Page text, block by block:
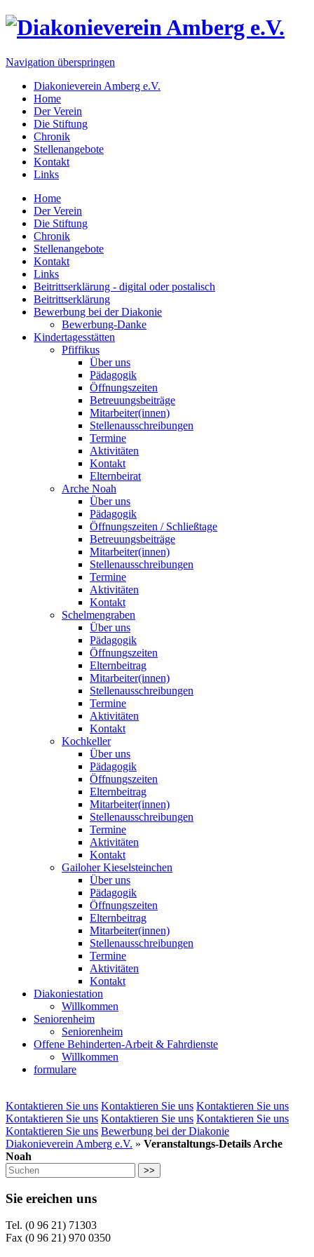
Navigation überspringen
Diakonieverein Amberg e.V.
Home
Der Verein
Die Stiftung
Chronik
Stellenangebote
Kontakt
Links
Home
Der Verein
Die Stiftung
Chronik
Stellenangebote
Kontakt
Links
Beitrittserklärung - digital oder postalisch
Beitrittserklärung
Bewerbung bei der Diakonie
Bewerbung-Danke
Kindertagesstätten
Pfiffikus
Über uns
Pädagogik
Öffnungszeiten
Betreuungsbeiträge
Mitarbeiter(innen)
Stellenausschreibungen
Termine
Aktivitäten
Kontakt
Elternbeirat
Arche Noah
Über uns
Pädagogik
Öffnungszeiten / Schließtage
Betreuungsbeiträge
Mitarbeiter(innen)
Stellenausschreibungen
Termine
Aktivitäten
Kontakt
Schelmengraben
Über uns
Pädagogik
Öffnungszeiten
Elternbeitrag
Mitarbeiter(innen)
Stellenausschreibungen
Termine
Aktivitäten
Kontakt
Kochkeller
Über uns
Pädagogik
Öffnungszeiten
Elternbeitrag
Mitarbeiter(innen)
Stellenausschreibungen
Termine
Aktivitäten
Kontakt
Gailoher Kieselsteinchen
Über uns
Pädagogik
Öffnungszeiten
Elternbeitrag
Mitarbeiter(innen)
Stellenausschreibungen
Termine
Aktivitäten
Kontakt
Diakoniestation
Willkommen
Seniorenheim
Seniorenheim
Offene Behinderten-Arbeit & Fahrdienste
Willkommen
formulare
Kontaktieren Sie uns Kontaktieren Sie uns Kontaktieren Sie uns
Kontaktieren Sie uns Kontaktieren Sie uns Kontaktieren Sie uns
Kontaktieren Sie uns Bewerbung bei der Diakonie
Diakonieverein Amberg e.V. » Veranstaltungs-Details Arche
Noah
>>
Sie ereichen uns
Tel. (0 96 21) 71303
Fax (0 96 21) 970 0350